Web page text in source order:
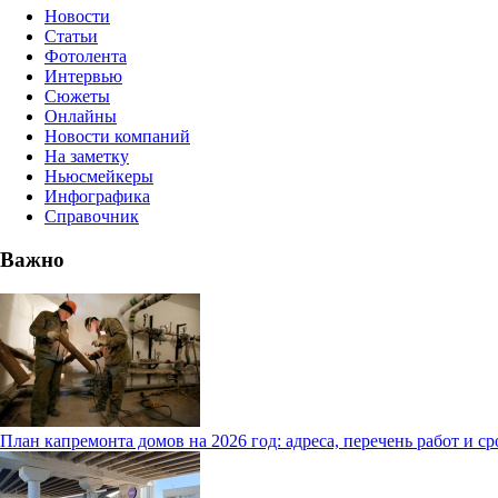
Новости
Статьи
Фотолента
Интервью
Сюжеты
Онлайны
Новости компаний
На заметку
Ньюсмейкеры
Инфографика
Справочник
Важно
План капремонта домов на 2026 год: адреса, перечень работ и